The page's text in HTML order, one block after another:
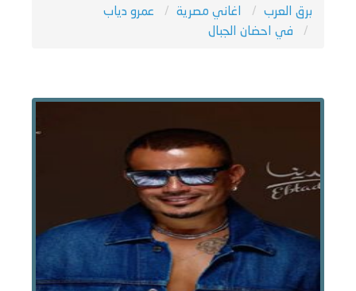
برق العرب اغاني مصرية
عمرو دياب
في احضان الجبال